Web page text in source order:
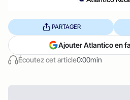
Écoutez cet article0:00min
PARTAGER
Ajouter Atlantico en